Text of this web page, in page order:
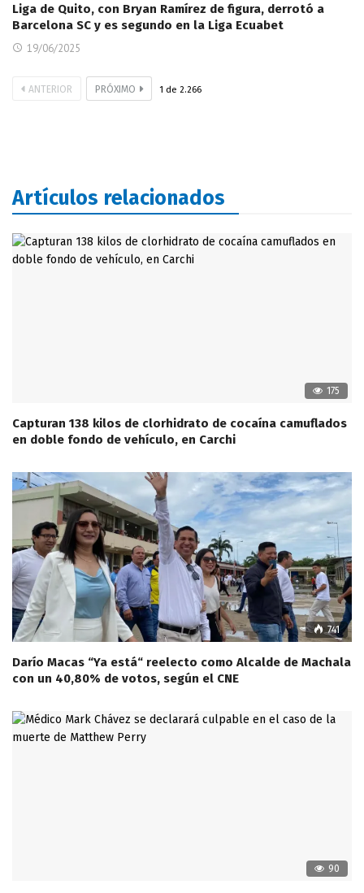
Liga de Quito, con Bryan Ramírez de figura, derrotó a
Barcelona SC y es segundo en la Liga Ecuabet
19/06/2025
ANTERIOR PRÓXIMO 1 de 2.266
Artículos relacionados
175
Capturan 138 kilos de clorhidrato de cocaína camuflados
en doble fondo de vehículo, en Carchi
741
Darío Macas “Ya está“ reelecto como Alcalde de Machala
con un 40,80% de votos, según el CNE
90